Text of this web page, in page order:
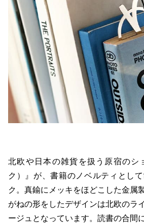
北欧や日本の雑貨を扱う原宿のシ
ク）』が、書籍のノベルティとし
ク。真鍮にメッキをほどこした金属
がねの形をしたデザインは北欧のラ
ージュとなっています。読書の合間